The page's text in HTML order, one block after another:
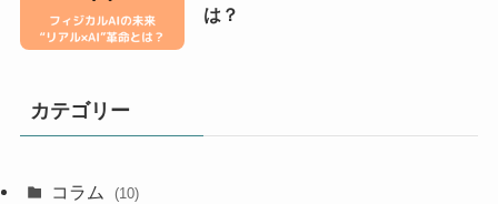
は？
カテゴリー
コラム (10)